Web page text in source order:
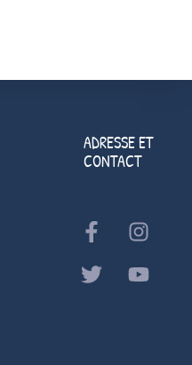
ADRESSE ET
CONTACT